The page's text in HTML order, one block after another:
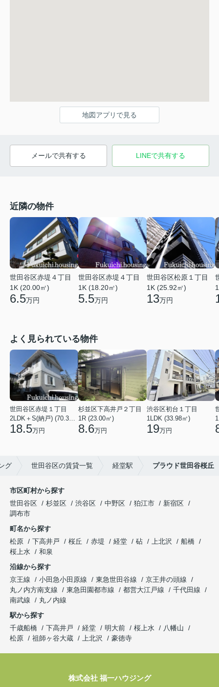
地図アプリで見る
メールで共有する LINEで共有する
近隣の物件
世田谷区赤堤４丁目
1K (20.00㎡)
6.5万円
世田谷区赤堤４丁目
1K (18.20㎡)
5.5万円
世田谷区松原１丁目
1K (25.92㎡)
13万円
よく見られている物件
世田谷区赤堤１丁目
2LDK＋S(納戸) (70.38㎡)
18.5万円
杉並区下高井戸２丁目
1R (23.00㎡)
8.6万円
渋谷区初台１丁目
1LDK (33.98㎡)
19万円
グ 世田谷区の賃貸一覧 経堂駅 プラウド世田谷桜丘
市区町村から探す
世田谷区
杉並区 渋谷区 中野区 狛江市
新宿区
調布市
町名から探す
松原
下高井戸 桜丘 赤堤 経堂 砧 上北沢
船橋
桜上水
和泉
沿線から探す
京王線
小田急小田原線 東急世田谷線
京王井の頭線
丸ノ内方南支線
東急田園都市線 都営大江戸線
千代田線
南武線
丸ノ内線
駅から探す
千歳船橋
下高井戸 経堂 明大前 桜上水
八幡山
松原
祖師ヶ谷大蔵 上北沢 豪徳寺
株式会社 福一ハウジング